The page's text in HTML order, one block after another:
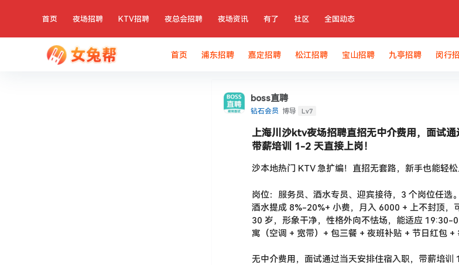
首页 夜场招聘 KTV招聘 夜总会招聘 夜场资讯 有了 社区 全国动态
首页 浦东招聘 嘉定招聘 松江招聘 宝山招聘 九亭招聘 闵行
boss直聘
钻石会员 博导 Lv7
上海川沙ktv夜场招聘直招无中介费用，面试通
带薪培训 1-2 天直接上岗！
沙本地热门 KTV 急扩编！直招无套路，新手也能轻
岗位：服务员、酒水专员、迎宾接待，3 个岗位任
酒水提成 8%-20%+ 小费，月入 6000 + 上不封顶，
30 岁，形象干净，性格外向不怯场，能适应 19:30-
寓（空调 + 宽带）+ 包三餐 + 夜班补贴 + 节日红包 +
无中介费用，面试通过当天安排住宿入职，带薪培